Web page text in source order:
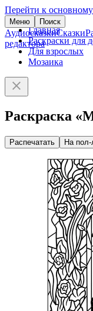
Перейти к
Меню Поиск
АудиосказкиСказки
редактора
Главная
Раскраски для
Для взрослых
Мозаика
Раскраска
Распечатать На пол-